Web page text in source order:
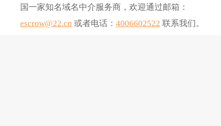
国一家知名域名中介服务商，欢迎通过邮箱：
escrow@22.cn 或者电话： 4006602522 联系我们。